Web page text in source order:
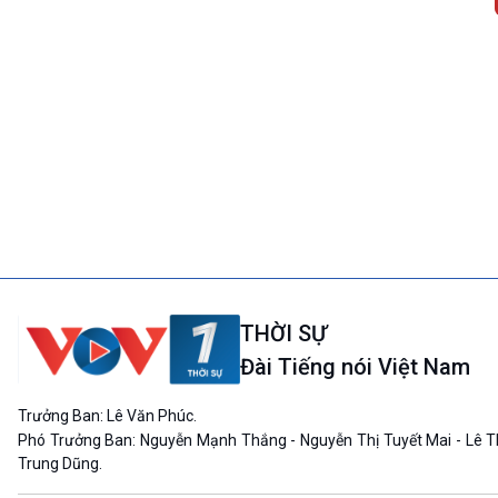
THỜI SỰ
Đài Tiếng nói Việt Nam
Trưởng Ban: Lê Văn Phúc.
Phó Trưởng Ban: Nguyễn Mạnh Thắng - Nguyễn Thị Tuyết Mai - Lê
Trung Dũng.